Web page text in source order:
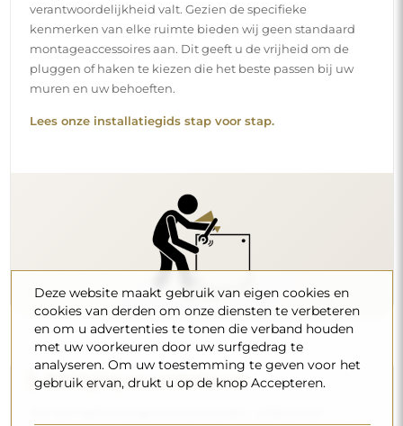
verantwoordelijkheid valt. Gezien de specifieke
kenmerken van elke ruimte bieden wij geen standaard
montageaccessoires aan. Dit geeft u de vrijheid om de
pluggen of haken te kiezen die het beste passen bij uw
muren en uw behoeften.
Lees onze installatiegids stap voor stap.
Reiniging en onderhoud
Deze website maakt gebruik van eigen cookies en
cookies van derden om onze diensten te verbeteren
en om u advertenties te tonen die verband houden
met uw voorkeuren door uw surfgedrag te
analyseren. Om uw toestemming te geven voor het
gebruik ervan, drukt u op de knop Accepteren.